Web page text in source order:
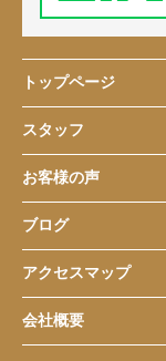
トップページ
スタッフ
お客様の声
ブログ
アクセスマップ
会社概要